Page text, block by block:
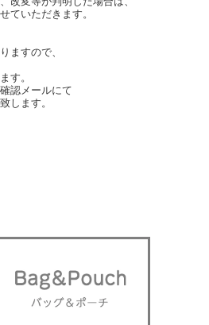
ていただきます。
ますので、
す。
認メールにて
します。